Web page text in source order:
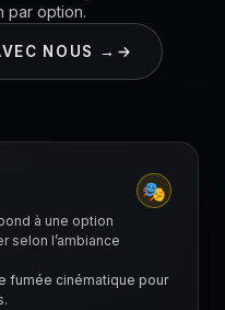
par option.
NOUS →
🎭
à une option
selon l’ambiance
fumée cinématique pour